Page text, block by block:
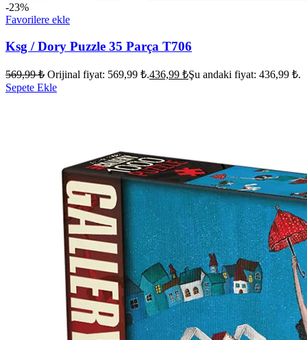
-23%
Favorilere ekle
Ksg / Dory Puzzle 35 Parça T706
569,99₺ Orijinal fiyat: 569,99 ₺.436,99 ₺Şu andaki fiyat: 436,99 ₺.
Sepete Ekle